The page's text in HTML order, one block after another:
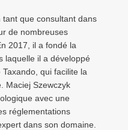
tant que consultant dans
de nombreuses
2017, il a fondé la
laquelle il a développé
Taxando, qui facilite la
Maciej Szewczyk
avec une
réglementations
dans son domaine.